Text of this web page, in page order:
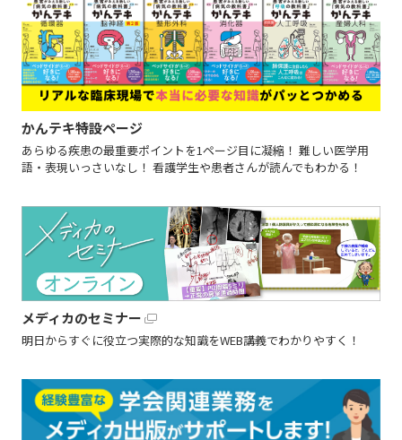
かんテキ特設ページ
あらゆる疾患の最重要ポイントを1ページ目に凝縮！ 難しい医学用
語・表現いっさいなし！ 看護学生や患者さんが読んでもわかる！
メディカのセミナー
明日からすぐに役立つ実際的な知識をWEB講義でわかりやすく！